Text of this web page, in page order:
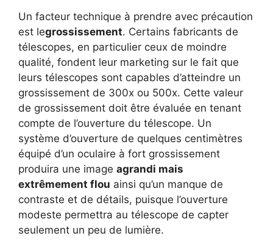
Un facteur technique à prendre avec précaution
est legrossissement. Certains fabricants de
télescopes, en particulier ceux de moindre
qualité, fondent leur marketing sur le fait que
leurs télescopes sont capables d’atteindre un
grossissement de 300x ou 500x. Cette valeur
de grossissement doit être évaluée en tenant
compte de l’ouverture du télescope. Un
système d’ouverture de quelques centimètres
équipé d’un oculaire à fort grossissement
produira une image agrandi mais
extrêmement flou ainsi qu’un manque de
contraste et de détails, puisque l’ouverture
modeste permettra au télescope de capter
seulement un peu de lumière.